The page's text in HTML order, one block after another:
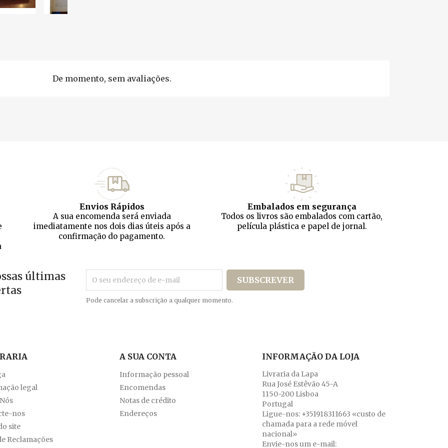
De momento, sem avaliações.
Envios Rápidos
A sua encomenda será enviada
imediatamente nos dois dias úteis após a
confirmação do pagamento.
Embalados em segurança
Todos os livros são embalados com cartão,
película plástica e papel de jornal.
últimas
Pode cancelar a subscrição a qualquer momento.
legal
nos
site
Reclamações
A SUA CONTA
Informação pessoal
Encomendas
Notas de crédito
Endereços
INFORMAÇÃO DA LOJA
Livraria da Lapa
Rua José Estêvão 45-A
1150-200 Lisboa
Portugal
Ligue-nos: +351918311663 «custo de
chamada para a rede móvel
nacional»
Envie-nos um e-mail: